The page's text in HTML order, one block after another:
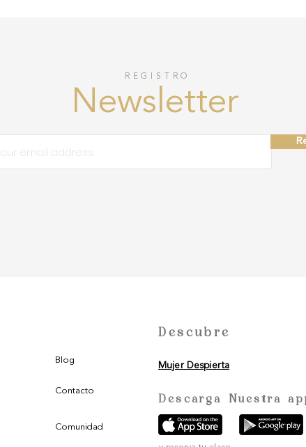
REGISTRO
Newsletter
Blog
Contacto
Comunidad
Descarga Nuestra
Descubre
Mujer Despierta